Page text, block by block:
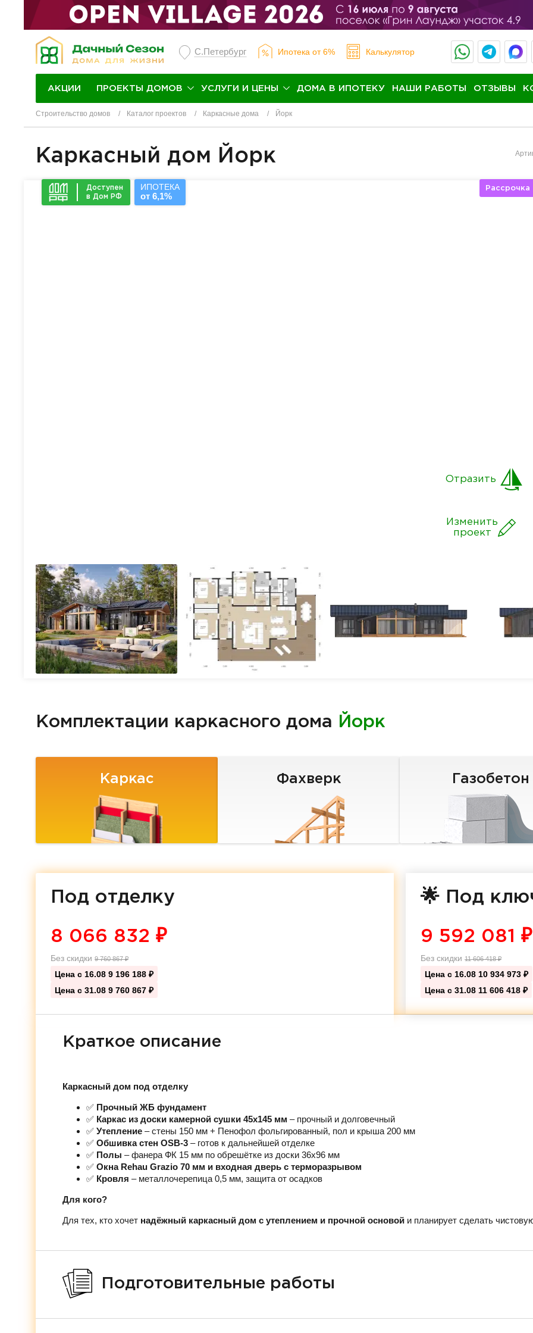
С.Петербург Ипотека от 6% Калькулятор
АКЦИИ ПРОЕКТЫ ДОМОВ УСЛУГИ И ЦЕНЫ ДОМА В ИПОТЕКУ НАШИ РАБОТЫ ОТЗЫВЫ
Строительство домов Каталог проектов Каркасные дома Йорк
Каркасный дом Йорк
Доступен
в Дом РФ
ИПОТЕКА
от 6,1%
Рассрочка
Изменить
проект
Отразить
Комплектации каркасного дома Йорк
Каркас Фахверк Газобетон
Под отделку
8 066 832 ₽
Без скидки 9 760 867₽
Цена с 16.08 9 196 188 ₽
Цена с 31.08 9 760 867 ₽
🌟 Под
9 592 081 ₽
Без скидки 11 606 418₽
Цена с 16.08 10 934 973 ₽
Цена с 31.08 11 606 418 ₽
Краткое описание
Каркасный дом под отделку
✅ Прочный ЖБ фундамент
✅ Каркас из доски камерной сушки 45х145 мм – прочный и долговечный
✅ Утепление – стены 150 мм + Пенофол фольгированный, пол и крыша 200 мм
✅ Обшивка стен OSB-3 – готов к дальнейшей отделке
✅ Полы – фанера ФК 15 мм по обрешётке из доски 36х96 мм
✅ Окна Rehau Grazio 70 мм и входная дверь с терморазрывом
✅ Кровля – металлочерепица 0,5 мм, защита от осадков
Для кого?
Для тех, кто хочет надёжный каркасный дом с утеплением и прочной основой и планирует сделать
Подготовительные работы